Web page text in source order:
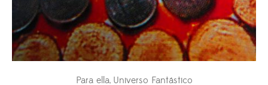
Para ella, Universo Fantástico